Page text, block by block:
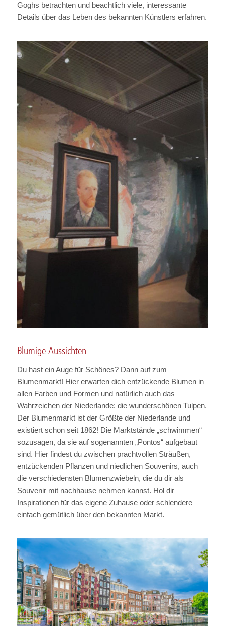
Goghs betrachten und beachtlich viele, interessante
Details über das Leben des bekannten Künstlers erfahren.
Blumige Aussichten
Du hast ein Auge für Schönes? Dann auf zum
Blumenmarkt! Hier erwarten dich entzückende Blumen in
allen Farben und Formen und natürlich auch das
Wahrzeichen der Niederlande: die wunderschönen Tulpen.
Der Blumenmarkt ist der Größte der Niederlande und
existiert schon seit 1862! Die Marktstände „schwimmen“
sozusagen, da sie auf sogenannten „Pontos“ aufgebaut
sind. Hier findest du zwischen prachtvollen Sträußen,
entzückenden Pflanzen und niedlichen Souvenirs, auch
die verschiedensten Blumenzwiebeln, die du dir als
Souvenir mit nachhause nehmen kannst. Hol dir
Inspirationen für das eigene Zuhause oder schlendere
einfach gemütlich über den bekannten Markt.